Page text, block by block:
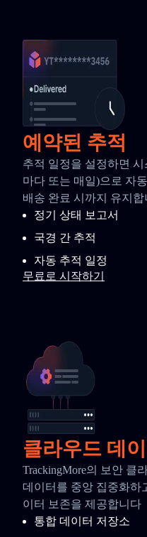
예약된 추적
추적 일정을 설정하면
마다 또는 매일)으로 자
배송 완료 시까지 유지합
정기 상태 보고서
국경 간 추적
자동 추적 일정
무료로 시작하기
클라우드 데
TrackingMore의 보안 클
데이터를 중앙 집중화하
이터 보존을 제공합니다
통합 데이터 저장소